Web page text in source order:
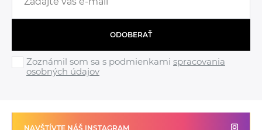
ODOBERAŤ
Zoznámil som sa s podmienkami spracovania
osobných údajov
NAVŠTÍVTE NÁŠ INSTAGRAM